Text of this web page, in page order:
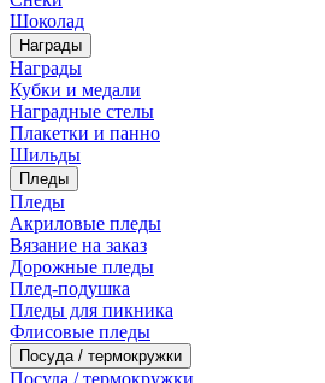
Шоколад
Награды
Награды
Кубки и медали
Наградные стелы
Плакетки и панно
Шильды
Пледы
Пледы
Акриловые пледы
Вязание на заказ
Дорожные пледы
Плед-подушка
Пледы для пикника
Флисовые пледы
Посуда / термокружки
Посуда / термокружки